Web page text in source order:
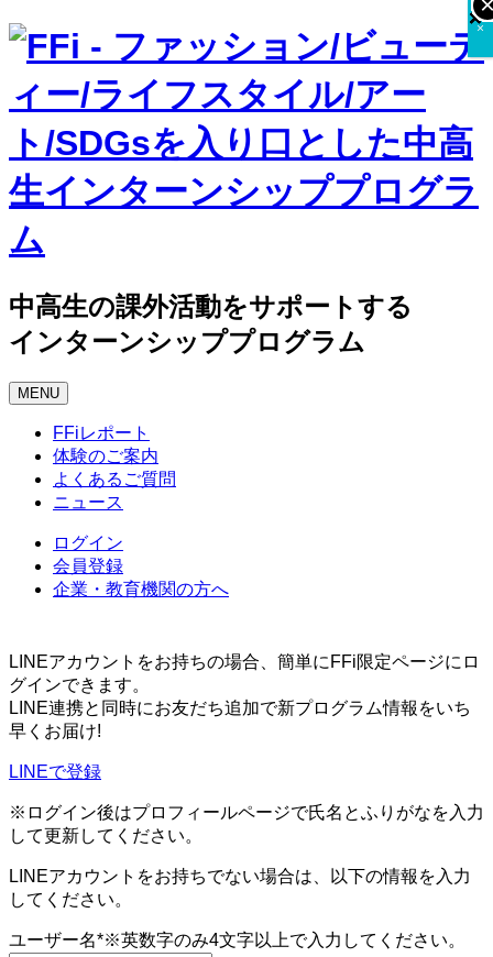
コ
ン
ツ
ス
キ
プ
中高生の課外活動をサポートする
インターンシッププログラム
MENU
FFiレポート
体験のご案内
よくあるご質問
ニュース
ログイン
会員登録
企業・教育機関の方へ
LINEアカウントをお持ちの場合、簡単にFFi限定ページにロ
グインできます。
LINE連携と同時にお友だち追加で新プログラム情報をいち
早くお届け!
LINEで登録
※ログイン後はプロフィールページで氏名とふりがなを入力
して更新してください。
LINEアカウントをお持ちでない場合は、以下の情報を入力
してください。
ユーザー名*※英数字のみ4文字以上で入力してください。
×
×
×
×